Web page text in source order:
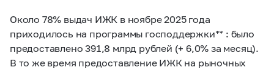
Около 78% выдач ИЖК в ноябре 2025 года
приходилось на программы господдержки** : было
предоставлено 391,8 млрд рублей (+ 6,0% за месяц).
В то же время предоставление ИЖК на рыночных